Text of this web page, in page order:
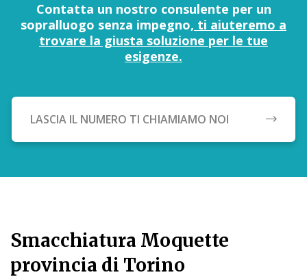
Contatta un nostro consulente per un
sopralluogo senza impegno, ti aiuteremo a
trovare la giusta soluzione per le tue
esigenze.
LASCIA IL NUMERO TI CHIAMIAMO NOI
Smacchiatura Moquette
provincia di Torino